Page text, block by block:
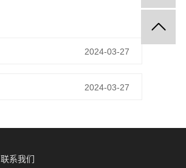
2024-03-27
2024-03-27
联系我们